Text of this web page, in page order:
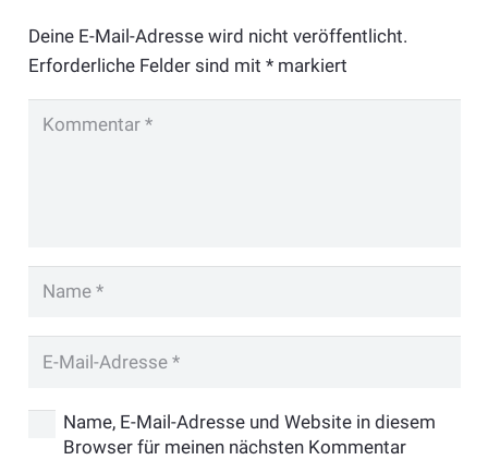
Deine E-Mail-Adresse wird nicht veröffentlicht.
Erforderliche Felder sind mit *markiert
Name, E-Mail-Adresse und Website in diesem
Browser für meinen nächsten Kommentar